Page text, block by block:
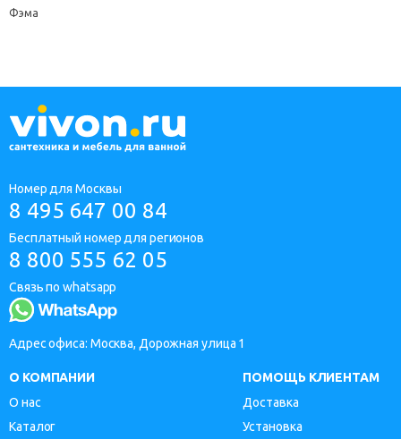
Фэма
Номер для Москвы
8 495 647 00 84
Бесплатный номер для регионов
8 800 555 62 05
Связь по whatsapp
Адрес офиса: Москва, Дорожная улица 1
О КОМПАНИИ
О нас
Каталог
ПОМОЩЬ КЛИЕНТАМ
Доставка
Установка